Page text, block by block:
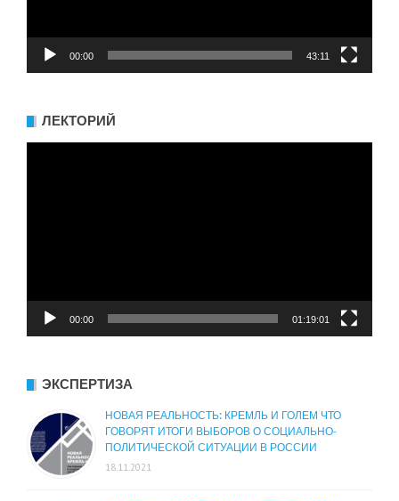
00:00 43:11
ЛЕКТОРИЙ
00:00 01:19:01
ЭКСПЕРТИЗА
НОВАЯ РЕАЛЬНОСТЬ: КРЕМЛЬ И ГОЛЕМ ЧТО
ГОВОРЯТ ИТОГИ ВЫБОРОВ О СОЦИАЛЬНО-
ПОЛИТИЧЕСКОЙ СИТУАЦИИ В РОССИИ
18.11.2021